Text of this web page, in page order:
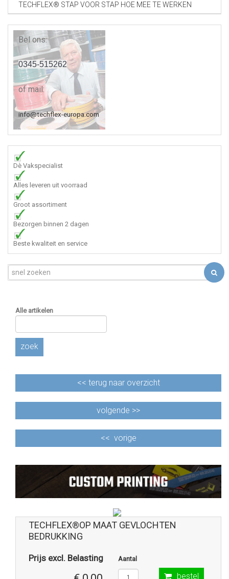
TECHFLEX® STAP VOOR STAP HOE MEE TE WERKEN
Bel ons:
0345-515262
of mail:
info@techflex-europa.com
Dè Vakspecialist
Alles leveren uit voorraad
Groot assortiment
Bezorgen binnen 2 dagen
Beste kwaliteit en service
Alle artikelen
zoek
<< terug naar overzicht
volgende >>
<< vorige
TECHFLEX®OP MAAT GEVLOCHTEN
BEDRUKKING
Prijs excl. Belasting Aantal
bestel